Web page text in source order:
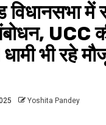
विधानसभा में
UCC
भी रहे
Yoshita Pandey